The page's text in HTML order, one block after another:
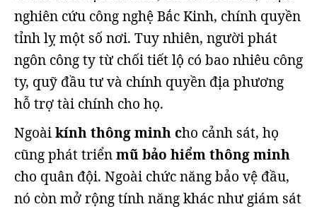
nghiên cứu công nghệ Bắc Kinh, chính quyền
tỉnh lỵ một số nơi. Tuy nhiên, người phát
ngôn công ty từ chối tiết lộ có bao nhiêu công
ty, quỹ đầu tư và chính quyền địa phương
hỗ trợ tài chính cho họ.
Ngoàikính thông minh cho cảnh sát, họ
cũng phát triểnmũ bảo hiểm thông minh
cho quân đội. Ngoài chức năng bảo vệ đầu,
nó còn mở rộng tính năng khác như giám sát